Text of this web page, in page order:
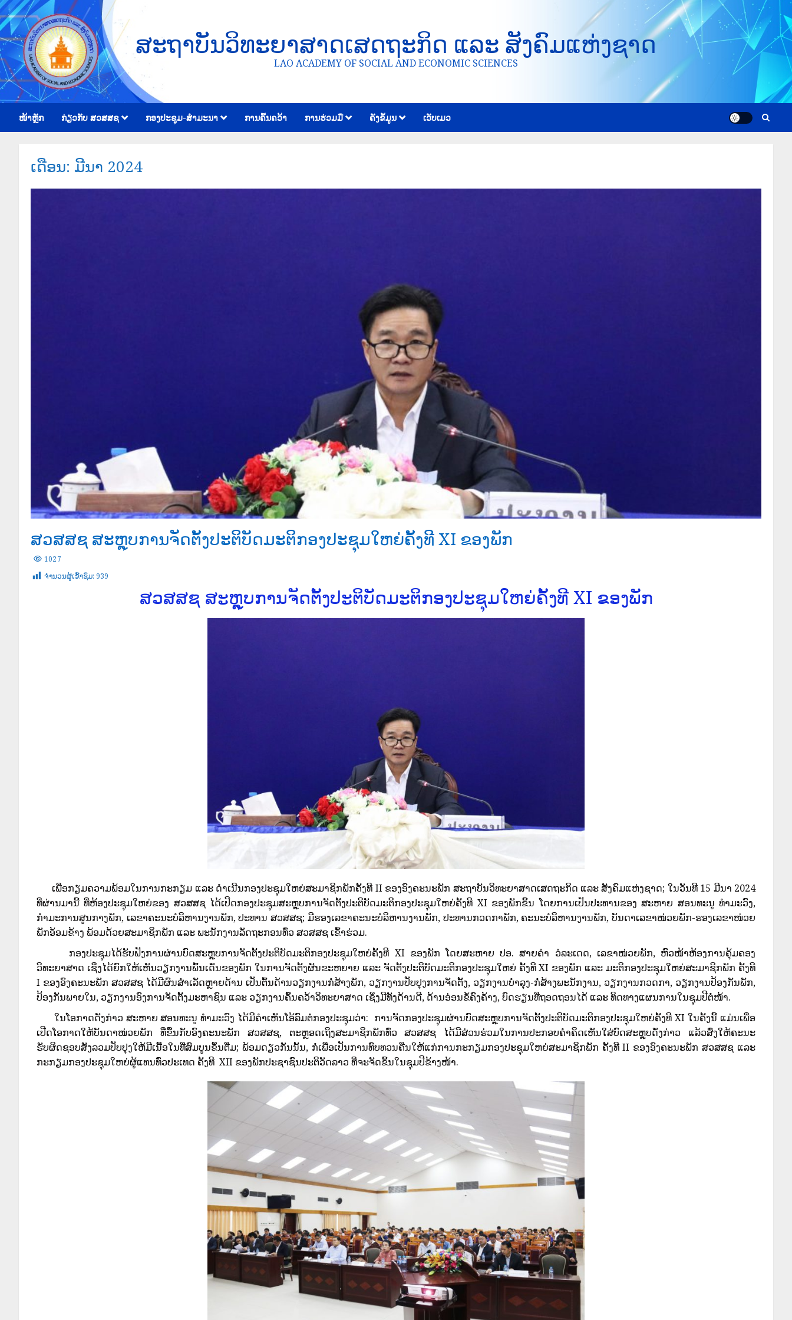
ສະຖາບັນວິທະຍາສາດເສດຖະກິດ ແລະ ສັງຄົມແຫ່ງຊາດ
LAO ACADEMY OF SOCIAL AND ECONOMIC SCIENCES
ໜ້າຫຼັກ ກ່ຽວກັບ ສວສສຊ ກອງປະຊຸມ-ສຳມະນາ ການຄົ້ນຄວ້າ ການຮ່ວມມື ຄັງຂໍ້ມູນ ເວັບເມວ
ເດືອນ: ມີນາ 2024
ສວສສຊ ສະຫຼຸບການຈັດຕັ້ງປະຕິບັດມະຕິກອງປະຊຸມໃຫຍ່ຄັ້ງທີ XI ຂອງພັກ
1027
ຈໍານວນຜູ້ເຂົ້າຊົມ: 939
ສວສສຊ ສະຫຼຸບການຈັດຕັ້ງປະຕິບັດມະຕິກອງປະຊຸມໃຫຍ່ຄັ້ງທີ XI ຂອງພັກ
ເພື່ອກຽມຄວາມພ້ອມໃນການກະກຽມ ແລະ ດໍາເນີນກອງປະຊຸມໃຫຍ່ສະມາຊິກພັກຄັ້ງທີ II ຂອງອົງຄະນະພັກ ສະຖາບັນວິທະຍາສາດເສດຖະກິດ ແລະ ສັງຄົມແຫ່ງຊາດ; ໃນວັນທີ 15 ມີນາ 2024
ທີ່ຜ່ານມານີ້ ທີ່ຫ້ອງປະຊຸມໃຫຍ່ຂອງ ສວສສຊ ໄດ້ເປີດກອງປະຊຸມສະຫຼຸບການຈັດຕັ້ງປະຕິບັດມະຕິກອງປະຊຸມໃຫຍ່ຄັ້ງທີ XI ຂອງພັກຂຶ້ນ ໂດຍການເປັນປະທານຂອງ ສະຫາຍ ສອນທະນູ ທໍາມະວົງ,
ກໍາມະການສູນກາງພັກ, ເລຂາຄະນະບໍລິຫານງານພັກ, ປະທານ ສວສສຊ; ມີຮອງເລຂາຄະນະບໍລິຫານງານພັກ, ປະທານກວດກາພັກ, ຄະນະບໍລິຫານງານພັກ, ບັນດາເລຂາໜ່ວຍພັກ-ຮອງເລຂາໜ່ວຍ
ພັກອ້ອມຂ້າງ ພ້ອມດ້ວຍສະມາຊິກພັກ ແລະ ພະນັກງານລັດຖະກອນທົ່ວ ສວສສຊ ເຂົ້າຮ່ວມ.
ກອງປະຊຸມໄດ້ຮັບຟັງການຜ່ານບົດສະຫຼຸບການຈັດຕັ້ງປະຕິບັດມະຕິກອງປະຊຸມໃຫຍ່ຄັ້ງທີ XI ຂອງພັກ ໂດຍສະຫາຍ ປອ. ສາຍຄໍາ ວໍລະເດດ, ເລຂາໜ່ວຍພັກ, ຫົວໜ້າຫ້ອງການຄຸ້ມຄອງ
ວິທະຍາສາດ ເຊິ່ງໄດ້ຍົກໃຫ້ເຫັນວຽກງານພົ້ນເດັ່ນຂອງພັກ ໃນການຈັດຕັ້ງຜັນຂະຫຍາຍ ແລະ ຈັດຕັ້ງປະຕິບັດມະຕິກອງປະຊຸມໃຫຍ່ ຄັ້ງທີ XI ຂອງພັກ ແລະ ມະຕິກອງປະຊຸມໃຫຍ່ສະມາຊິກພັກ ຄັ້ງທີ
I ຂອງອົງຄະນະພັກ ສວສສຊ ໄດ້ມີຜົນສໍາເລັດຫຼາຍດ້ານ ເປັນຕົ້ນດ້ານວຽກງານກໍ່ສ້າງພັກ, ວຽກງານປັບປຸງການຈັດຕັ້ງ, ວຽກງານບໍາລຸງ-ກໍ່ສ້າງພະນັກງານ, ວຽກງານກວດກາ, ວຽກງານປ້ອງກັນພັກ,
ປ້ອງກັນພາຍໃນ, ວຽກງານອົງການຈັດຕັ້ງມະຫາຊົນ ແລະ ວຽກງານຄົ້ນຄວ້າວິທະຍາສາດ ເຊິ່ງມີທັງດ້ານດີ, ດ້ານອ່ອນຂໍ້ຄົງຄ້າງ, ບົດຮຽນທີ່ຖອດຖອນໄດ້ ແລະ ທິດທາງແຜນການໃນຊຸມປີຕໍ່ໜ້າ.
ໃນໂອກາດດັ່ງກ່າວ ສະຫາຍ ສອນທະນູ ທໍາມະວົງ ໄດ້ມີຄໍາເຫັນໂອ້ລົມຕໍ່ກອງປະຊຸມວ່າ: ການຈັດກອງປະຊຸມຜ່ານບົດສະຫຼຸບການຈັດຕັ້ງປະຕິບັດມະຕິກອງປະຊຸມໃຫຍ່ຄັ້ງທີ XI ໃນຄັ້ງນີ້ ແມ່ນເພື່ອ
ເປີດໂອກາດໃຫ້ບັນດາໜ່ວຍພັກ ທີ່ຂຶ້ນກັບອົງຄະນະພັກ ສວສສຊ, ຕະຫຼອດເຖິງສະມາຊິກພັກທົ່ວ ສວສສຊ ໄດ້ມີສ່ວນຮ່ວມໃນການປະກອບຄໍາຄິດເຫັນໃສ່ບົດສະຫຼຸບດັ່ງກ່າວ ແລ້ວສົ່ງໃຫ້ຄະນະ
ຮັບຜິດຊອບສັງລວມປັບປຸງໃຫ້ມີເນື້ອໃນທີ່ສົມບູນຂຶ້ນຕື່ມ; ພ້ອມດຽວກັນນັ້ນ, ກໍ່ເພື່ອເປັນການທົບທວນຄືນໃຫ້ແກ່ການກະກຽມກອງປະຊຸມໃຫຍ່ສະມາຊິກພັກ ຄັ້ງທີ II ຂອງອົງຄະນະພັກ ສວສສຊ ແລະ
ກະກຽມກອງປະຊຸມໃຫຍ່ຜູ້ແທນທົ່ວປະເທດ ຄັ້ງທີ XII ຂອງພັກປະຊາຊົນປະຕິວັດລາວ ທີ່ຈະຈັດຂຶ້ນໃນຊຸມປີຂ້າງໜ້າ.